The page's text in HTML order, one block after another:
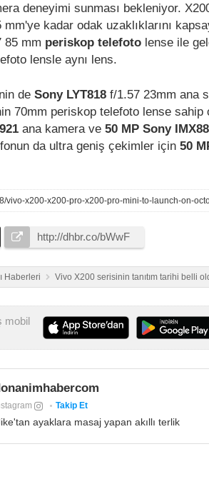
deneyimi sunması bekleniyor.
kadar odak uzaklıklarını
85 mm periskop telefoto lense ile
lensle aynı lens.
de Sony LYT818 f/1.57 23mm ana
70mm periskop telefoto lense sahip
ana kamera ve 50 MP Sony
da ultra geniş çekimler için 50
Haberleri Vivo X200 serisinin tanıtım tarihi belli
mobil
Takip Et
ayaklara masaj yapan akıllı terlik